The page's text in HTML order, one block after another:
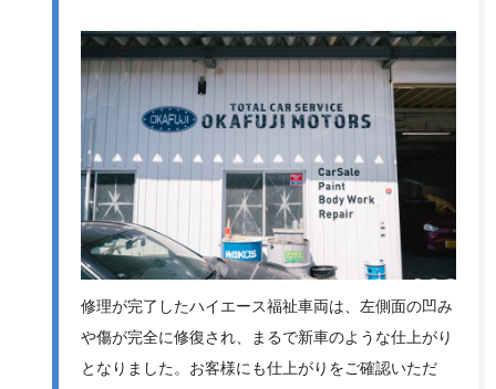
修理が完了したハイエース福祉車両は、左側面の凹み
や傷が完全に修復され、まるで新車のような仕上がり
となりました。お客様にも仕上がりをご確認いただ